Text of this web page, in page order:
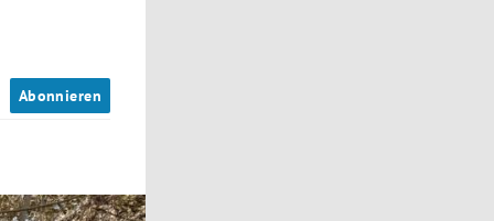
Abonnieren